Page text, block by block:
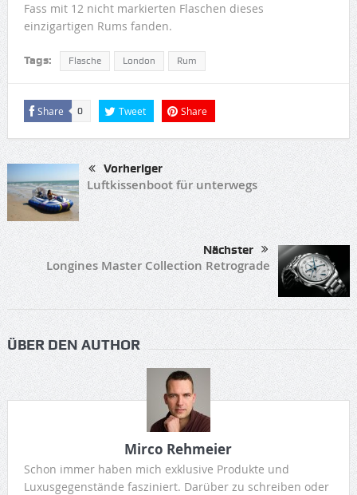
Fass mit 12 nicht markierten Flaschen dieses
einzigartigen Rums fanden.
Tags: Flasche London Rum
Share 0 Tweet Share
Vorheriger
Luftkissenboot für unterwegs
Nächster
Longines Master Collection Retrograde
ÜBER DEN AUTHOR
Mirco Rehmeier
Schon immer haben mich exklusive Produkte und
Luxusgegenstände fasziniert. Darüber zu schreiben oder